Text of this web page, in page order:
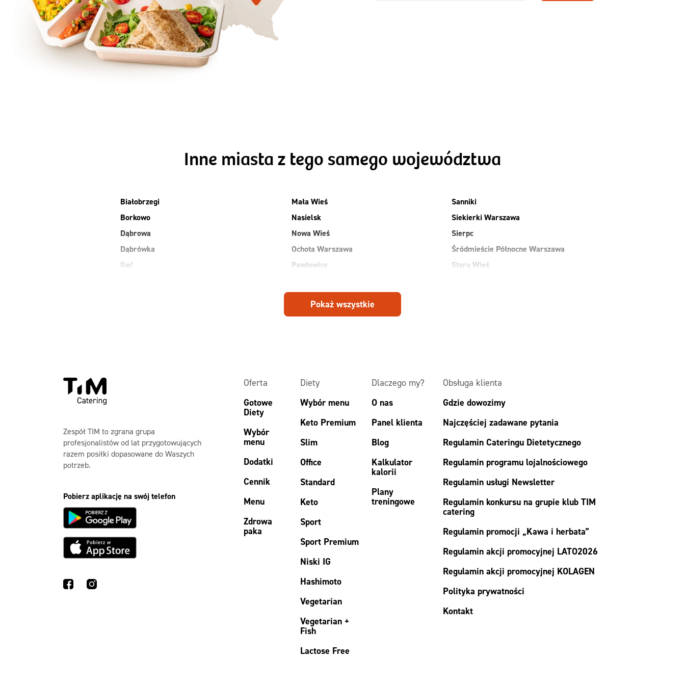
Zamów dietę!
Inne miasta z tego samego województwa
Białobrzegi
Borkowo
Dąbrowa
Dąbrówka
Gać
Mała Wieś
Nasielsk
Nowa Wieś
Ochota Warszawa
Pawłowice
Sanniki
Siekierki Warszawa
Sierpc
Śródmieście Północne Warszawa
Stara Wieś
Pokaż wszystkie
Zespół TIM to zgrana grupa
profesjonalistów od lat przygotowujących
razem posiłki dopasowane do Waszych
potrzeb.
Pobierz aplikację na swój telefon
Oferta
Gotowe
Diety
Wybór
menu
Dodatki
Cennik
Menu
Zdrowa
paka
Diety
Wybór menu
Keto Premium
Slim
Office
Standard
Keto
Sport
Sport Premium
Niski IG
Hashimoto
Vegetarian
Vegetarian +
Fish
Lactose Free
Dlaczego my?
O nas
Panel klienta
Blog
Kalkulator
kalorii
Plany
treningowe
Obsługa klienta
Gdzie dowozimy
Najczęściej zadawane pytania
Regulamin Cateringu Dietetycznego
Regulamin programu lojalnościowego
Regulamin usługi Newsletter
Regulamin konkursu na grupie klub TIM
catering
Regulamin promocji „Kawa i herbata”
Regulamin akcji promocyjnej LATO2026
Regulamin akcji promocyjnej KOLAGEN
Polityka prywatności
Kontakt